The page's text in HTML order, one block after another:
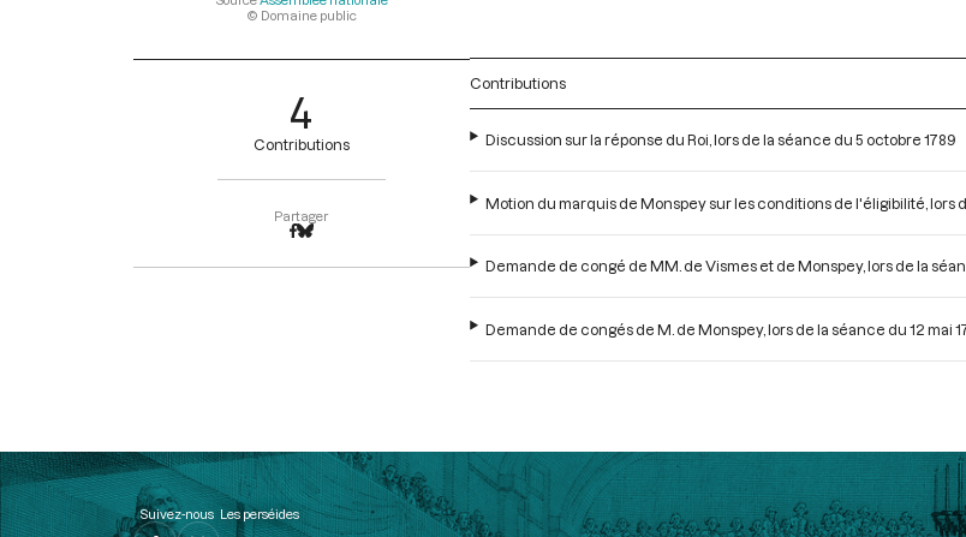
© Domaine public
4
Contributions
Partager
Contributions
Discussion sur la réponse du Roi, lors de la séance du 5 octobre 1789
Motion du marquis de Monspey sur les conditions de l'éligibilité, lors
Demande de congé de MM. de Vismes et de Monspey, lors de la
Demande de congés de M. de Monspey, lors de la séance du 12 mai
Suivez-nous Les perséides